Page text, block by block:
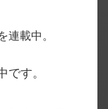
連載中。
です。